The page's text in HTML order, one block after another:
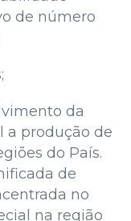
de número
da
a produção de
do País.
de
no
na região